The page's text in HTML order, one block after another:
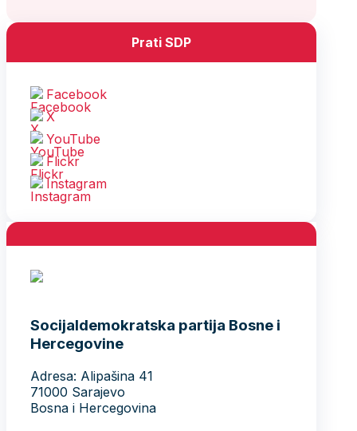
Prati SDP
Facebook
X
YouTube
Flickr
Instagram
Socijaldemokratska partija Bosne i
Hercegovine
Adresa: Alipašina 41
71000 Sarajevo
Bosna i Hercegovina